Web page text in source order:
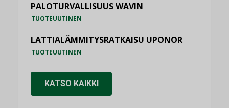
PALOTURVALLISUUS WAVIN
TUOTEUUTINEN
LATTIALÄMMITYSRATKAISU UPONOR
TUOTEUUTINEN
KATSO KAIKKI